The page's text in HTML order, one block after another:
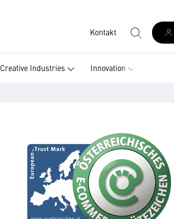
Kontakt
Creative Industries Innovation